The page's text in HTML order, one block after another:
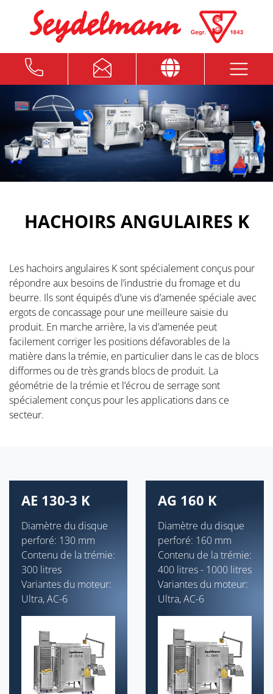
HACHOIRS ANGULAIRES K
Les hachoirs angulaires K sont spécialement conçus pour
répondre aux besoins de l’industrie du fromage et du
beurre. Ils sont équipés d’une vis d’amenée spéciale avec
ergots de concassage pour une meilleure saisie du
produit. En marche arrière, la vis d’amenée peut
facilement corriger les positions défavorables de la
matière dans la trémie, en particulier dans le cas de blocs
difformes ou de très grands blocs de produit. La
géométrie de la trémie et l’écrou de serrage sont
spécialement conçus pour les applications dans ce
secteur.
AE 130-3 K
Diamètre du disque
perforé: 130 mm
Contenu de la trémie:
300 litres
Variantes du moteur:
Ultra, AC-6
AG 160 K
Diamètre du disque
perforé: 160 mm
Contenu de la trémie:
400 litres - 1000 litres
Variantes du moteur:
Ultra, AC-6